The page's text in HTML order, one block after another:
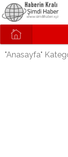
"Anasayfa"